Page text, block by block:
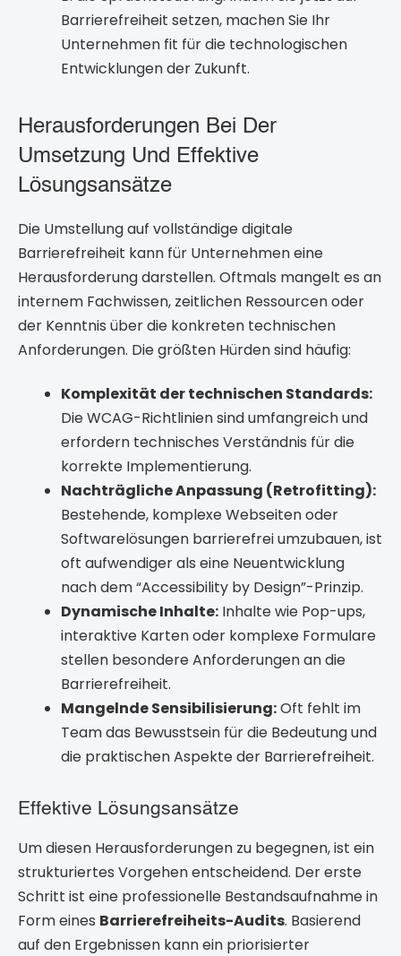
Barrierefreiheit setzen, machen Sie Ihr
Unternehmen fit für die technologischen
Entwicklungen der Zukunft.
Herausforderungen Bei Der
Umsetzung Und Effektive
Lösungsansätze
Die Umstellung auf vollständige digitale
Barrierefreiheit kann für Unternehmen eine
Herausforderung darstellen. Oftmals mangelt es an
internem Fachwissen, zeitlichen Ressourcen oder
der Kenntnis über die konkreten technischen
Anforderungen. Die größten Hürden sind häufig:
Komplexität der technischen Standards:
Die WCAG-Richtlinien sind umfangreich und
erfordern technisches Verständnis für die
korrekte Implementierung.
Nachträgliche Anpassung (Retrofitting):
Bestehende, komplexe Webseiten oder
Softwarelösungen barrierefrei umzubauen, ist
oft aufwendiger als eine Neuentwicklung
nach dem “Accessibility by Design”-Prinzip.
Dynamische Inhalte: Inhalte wie Pop-ups,
interaktive Karten oder komplexe Formulare
stellen besondere Anforderungen an die
Barrierefreiheit.
Mangelnde Sensibilisierung:Oft fehlt im
Team das Bewusstsein für die Bedeutung und
die praktischen Aspekte der Barrierefreiheit.
Effektive Lösungsansätze
Um diesen Herausforderungen zu begegnen, ist ein
strukturiertes Vorgehen entscheidend. Der erste
Schritt ist eine professionelle Bestandsaufnahme in
Form eines Barrierefreiheits-Audits. Basierend
auf den Ergebnissen kann ein priorisierter